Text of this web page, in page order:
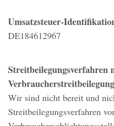
Umsatzsteuer-
DE184612967
Streitbeilegungsverfahren
Wir sind nicht bereit und
Streitbeilegungsverfahren